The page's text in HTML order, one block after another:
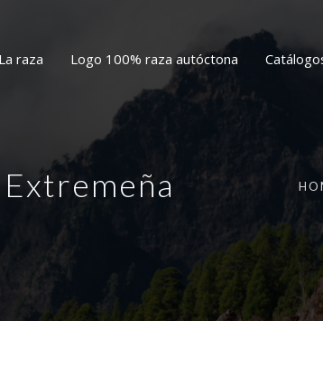
La raza Logo 100% raza autóctona